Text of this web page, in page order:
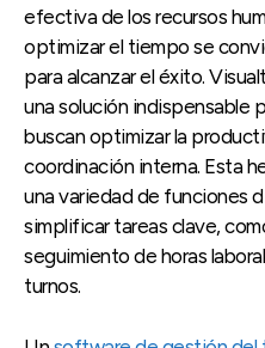
efectiva de los recursos
optimizar el tiempo se
para alcanzar el éxito.
una solución indispensable
buscan optimizar la
coordinación interna. Esta
una variedad de funciones
simplificar tareas clave,
seguimiento de horas
turnos.